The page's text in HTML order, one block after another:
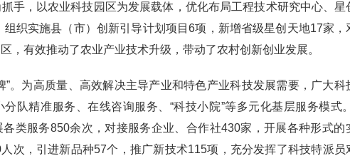
抓手，以农业科技园区为发展载体，优化布局工程技术研究中心、星
织实施县（市）创新引导计划项目6项，新增省级星创天地17家，
，有效推动了农业产业技术升级，带动了农村创新创业发展。
”。为高质量、高效解决主导产业和特色产业科技发展需要，广大科
队精准服务、在线咨询服务、“科技小院”等多元化基层服务模式
类服务850余次，对接服务企业、合作社430家，开展各种形式的
次，引进新品种57个，推广新技术115项，充分发挥了科技特派员